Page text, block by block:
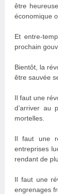
être
économique
Et entre-
prochain
Bientôt, la
être sauvée
Il faut une
d’arriver au
mortelles.
Il faut une
entreprises
rendant de
Il faut une
engrenages